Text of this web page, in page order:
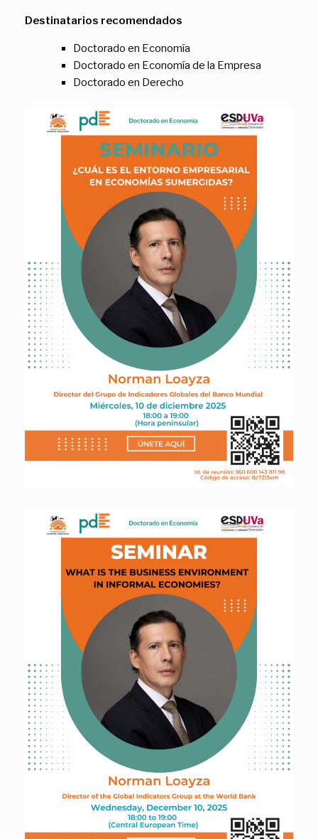
Destinatarios recomendados
Doctorado en Economía
Doctorado en Economía de la Empresa
Doctorado en Derecho